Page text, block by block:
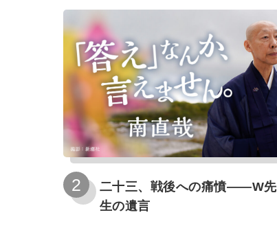
二十三、戦後への痛憤――W先
生の遺言